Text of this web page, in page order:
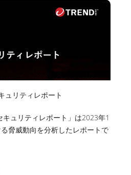
ュリティレポート
キュリティレポート」は2023年1
脅威動向を分析したレポートで